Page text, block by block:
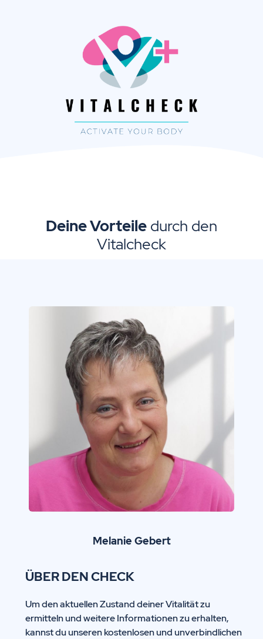
Deine Vorteile durch den
Vitalcheck
Melanie Gebert
ÜBER DEN CHECK
Um den aktuellen Zustand deiner Vitalität zu
ermitteln und weitere Informationen zu erhalten,
kannst du unseren kostenlosen und unverbindlichen